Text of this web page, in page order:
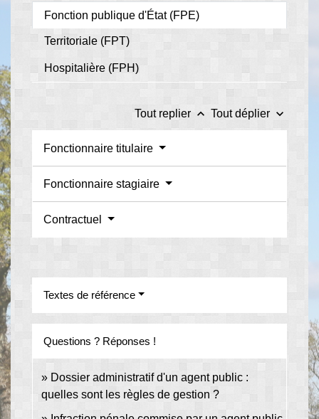
Fonction publique d'État (FPE)
Territoriale (FPT)
Hospitalière (FPH)
Tout replier keyboard_arrow_up Tout déplier keyboard_arrow_down
Fonctionnaire titulaire
Fonctionnaire stagiaire
Contractuel
Textes de référence
Questions ? Réponses !
Dossier administratif d'un agent public :
quelles sont les règles de gestion ?